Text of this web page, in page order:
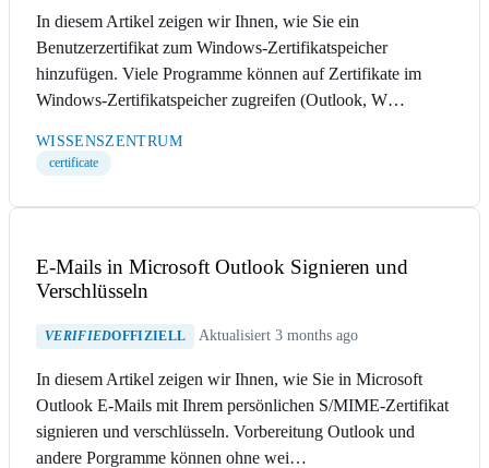
In diesem Artikel zeigen wir Ihnen, wie Sie ein
Benutzerzertifikat zum Windows-Zertifikatspeicher
hinzufügen. Viele Programme können auf Zertifikate im
Windows-Zertifikatspeicher zugreifen (Outlook, W…
WISSENSZENTRUM
certificate
E-Mails in Microsoft Outlook Signieren und
Verschlüsseln
VERIFIEDOFFIZIELL Aktualisiert 3 months ago
In diesem Artikel zeigen wir Ihnen, wie Sie in Microsoft
Outlook E-Mails mit Ihrem persönlichen S/MIME-Zertifikat
signieren und verschlüsseln. Vorbereitung Outlook und
andere Porgramme können ohne wei…